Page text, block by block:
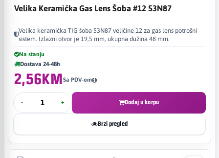
Velika Keramička Gas Lens Šoba #12 53N87
Velika keramička TIG šoba 53N87 veličine 12 za gas lens potrošni
sistem. Izlazni otvor je 19,5 mm, ukupna dužina 48 mm.
Na stanju
Dostava 24-48h
2,56KMSa PDV-om
- + Dodaj u korpu
Brzi pregled